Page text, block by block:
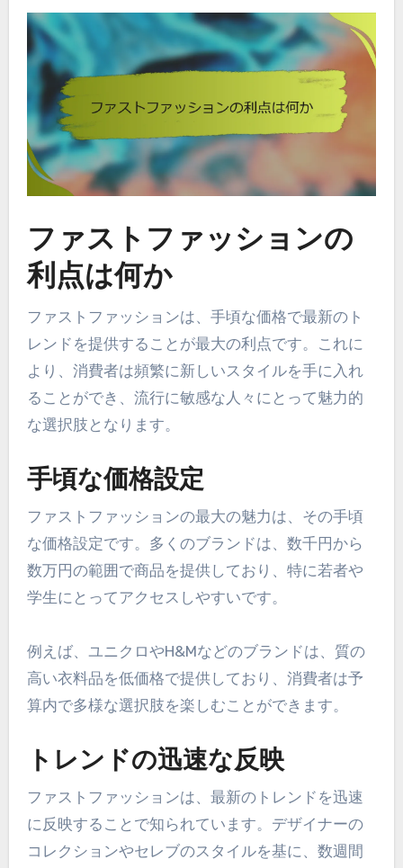
ファストファッションの
利点は何か
ファストファッションは、手頃な価格で最新のト
レンドを提供することが最大の利点です。これに
より、消費者は頻繁に新しいスタイルを手に入れ
ることができ、流行に敏感な人々にとって魅力的
な選択肢となります。
手頃な価格設定
ファストファッションの最大の魅力は、その手頃
な価格設定です。多くのブランドは、数千円から
数万円の範囲で商品を提供しており、特に若者や
学生にとってアクセスしやすいです。
例えば、ユニクロやH&Mなどのブランドは、質の
高い衣料品を低価格で提供しており、消費者は予
算内で多様な選択肢を楽しむことができます。
トレンドの迅速な反映
ファストファッションは、最新のトレンドを迅速
に反映することで知られています。デザイナーの
コレクションやセレブのスタイルを基に、数週間